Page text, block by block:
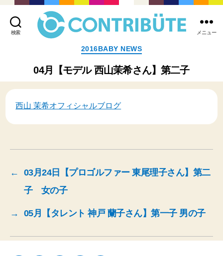
検索
式
会
社
コ
ト
ビ
ト
Contribute,inc.
メニュー
カ
テ
ゴ
リ
2016BABY NEWS
04月【モデル 西山茉希さん】第二子
西山 茉希オフィシャルブログ
←
03月24日【プロゴルファー 東尾理子さん】第二
子 女の子
→ 05月【タレント 神戸 蘭子さん】第一子 男の子